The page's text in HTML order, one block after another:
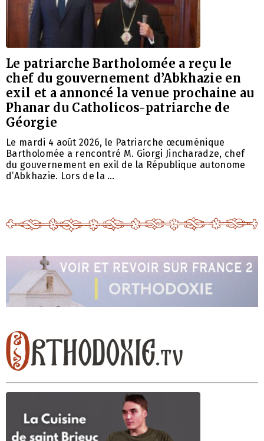
Le patriarche Bartholomée a reçu le
chef du gouvernement d’Abkhazie en
exil et a annoncé la venue prochaine au
Phanar du Catholicos-patriarche de
Géorgie
Le mardi 4 août 2026, le Patriarche œcuménique
Bartholomée a rencontré M. Giorgi Jincharadze, chef
du gouvernement en exil de la République autonome
d’Abkhazie. Lors de la …